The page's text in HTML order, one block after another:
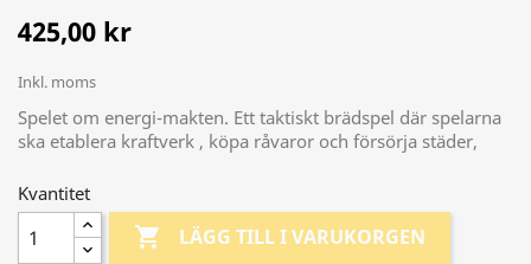
425,00 kr
Inkl. moms
Spelet om energi-makten. Ett taktiskt brädspel där spelarna
ska etablera kraftverk , köpa råvaror och försörja städer,
Kvantitet
 LÄGG TILL I VARUKORGEN